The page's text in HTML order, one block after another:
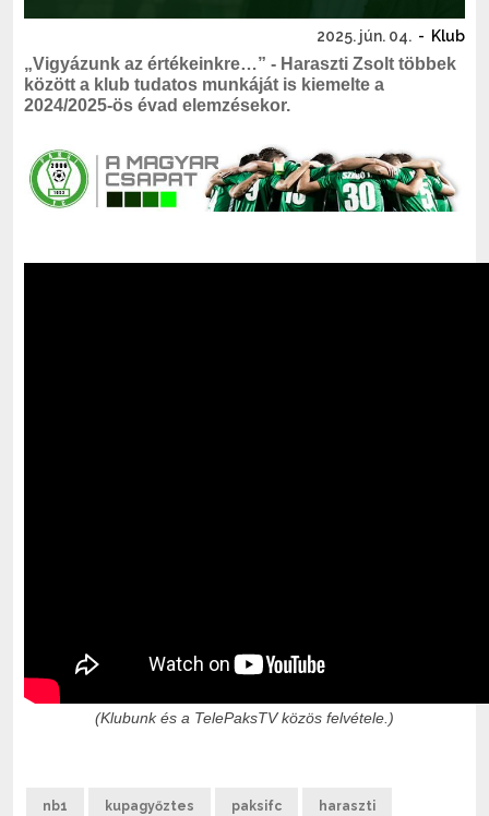
2025. jún. 04. - Klub
„Vigyázunk az értékeinkre…” - Haraszti Zsolt többek
között a klub tudatos munkáját is kiemelte a
2024/2025-ös évad elemzésekor.
(Klubunk és a TelePaksTV közös felvétele.)
nb1 kupagyőztes paksifc haraszti